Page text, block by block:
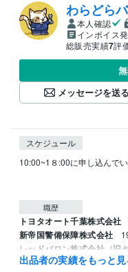
わらどら
本人確認
インボイス
総販売実績7評
メッセージを送る
スケジュール
10:00~1８:00に申し込んで
職歴
トヨタオート千葉株式会社
新帝国警備保障株式会社
レッドバロン株式会社（旧
年8月 ~ 1995年8月
出品者の実績をもっと見